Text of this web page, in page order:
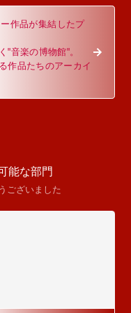
作品が集結したプ
"音楽の博物館"。
作品たちのアーカイ
能な部門
ございました